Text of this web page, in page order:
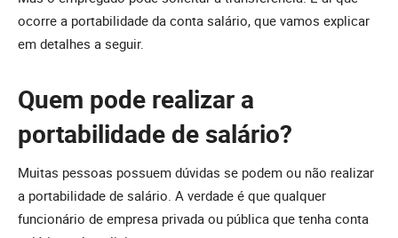
ocorre a portabilidade da conta salário, que vamos explicar
em detalhes a seguir.
Quem pode realizar a
portabilidade de salário?
Muitas pessoas possuem dúvidas se podem ou não realizar
a portabilidade de salário. A verdade é que qualquer
funcionário de empresa privada ou pública que tenha conta